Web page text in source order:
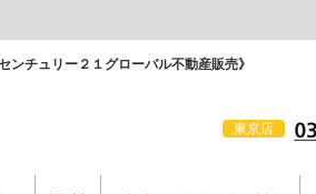
チュリー２１グローバル不動産販売》
東京店